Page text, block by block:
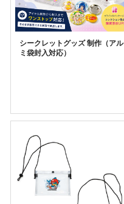
シークレットグッズ 制作（アル
ミ袋封入対応）